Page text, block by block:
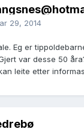
29, 2014
Eg er
var desse 50
leite etter